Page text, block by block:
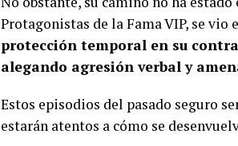
Protagonistas de la Fama VIP, se
protección temporal en su contra
alegando agresión verbal y
Estos episodios del pasado seguro
estarán atentos a cómo se